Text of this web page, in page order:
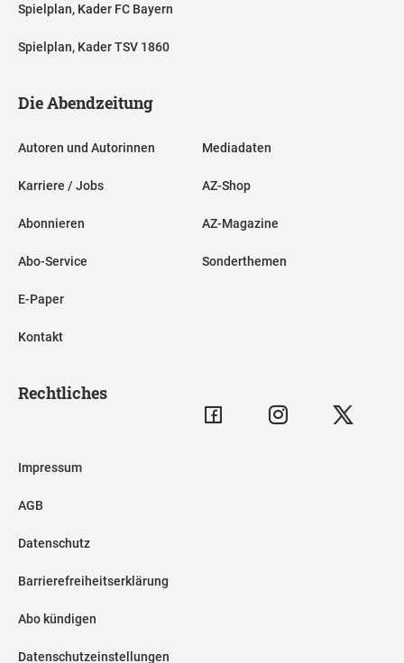
Spielplan, Kader FC Bayern
Spielplan, Kader TSV 1860
Die Abendzeitung
Autoren und Autorinnen
Karriere / Jobs
Abonnieren
Abo-Service
E-Paper
Kontakt
Mediadaten
AZ-Shop
AZ-Magazine
Sonderthemen
Rechtliches
Impressum
AGB
Datenschutz
Barrierefreiheitserklärung
Abo kündigen
Datenschutzeinstellungen